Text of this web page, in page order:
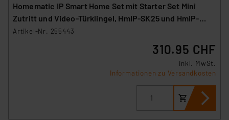
Homematic IP Smart Home Set mit Starter Set Mini
Zutritt und Video-Türklingel, HmIP-SK25 und HmIP-
CODB
Artikel-Nr. 255443
310.95 CHF
inkl. MwSt.
Informationen zu Versandkosten